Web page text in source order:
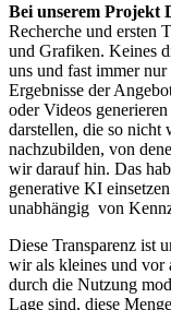
Bei unserem Projekt
Recherche und ersten
und Grafiken. Keines
uns und fast immer
Ergebnisse der
oder Videos
darstellen, die so nicht
nachzubilden, von
wir darauf hin. Das
generative KI
unabhängig von
Diese Transparenz ist
wir als kleines und vor
durch die Nutzung
Lage sind, diese